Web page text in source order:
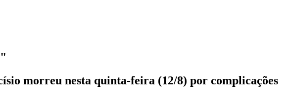
morreu nesta quinta-feira (12/8) por complicações